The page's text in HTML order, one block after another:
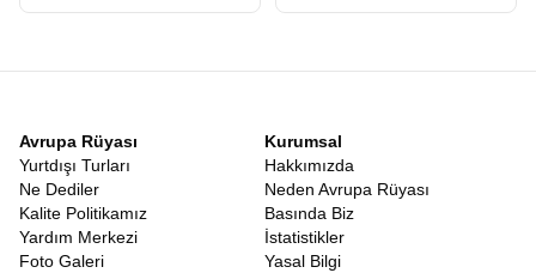
Sadece İngiltere değil, tüm adayı kapsayan geniş bir rota
açısından bakıldığında 10 gece konaklamalı bu devasa rota,
ödediğiniz ücretin karşılığını fazlasıyla verir. Farklı birçok ülkeyi
gezmek kültürel keşiflerin yapılmasını ve böylelikle gezgin
ruhunuzun daha da canlanmasını sağlar.
Dünya, keşfedilmeyi bekleyen hazinelerle dolu ve Büyük Britanya,
bu hazinenin en parlak mücevherlerinden biridir. İster tarih
Avrupa Rüyası
Yurtdışı Turları
Ne Dediler
Kalite Politikamız
Yardım Merkezi
Foto Galeri
Kurumsal
Hakkımızda
Neden Avrupa Rüyası
Basında Biz
İstatistikler
Yasal Bilgi